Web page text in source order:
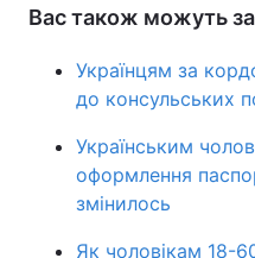
Вас також можуть
Українцям за
до консульських
Українським
оформлення
змінилось
Як чоловікам 18-